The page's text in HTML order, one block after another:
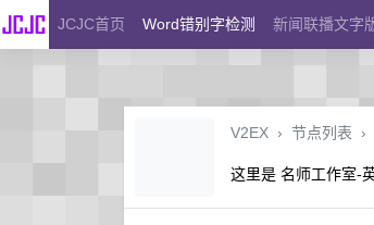
JCJC首页 Word错别字检测 新闻联播文字
V2EX › 节点列表 ›
这里是 名师工作室-